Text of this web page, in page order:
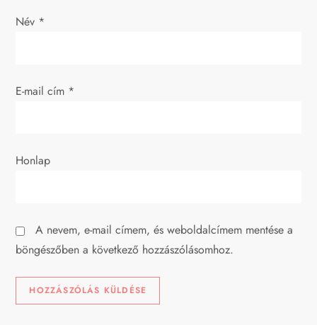
v
i
Név *
E-mail cím *
Honlap
A nevem, e-mail címem, és weboldalcímem mentése a
böngészőben a következő hozzászólásomhoz.